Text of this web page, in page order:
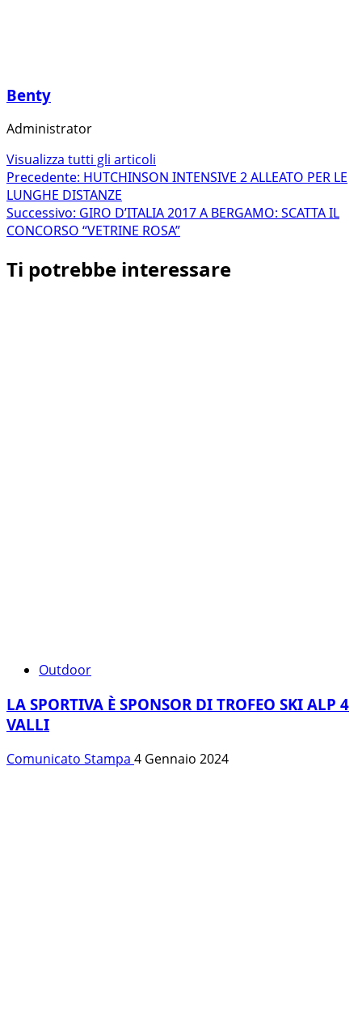
Benty
Administrator
Visualizza tutti gli articoli
Navigazione
articolo
Precedente: HUTCHINSON INTENSIVE 2 ALLEATO PER LE
LUNGHE DISTANZE
Successivo: GIRO D’ITALIA 2017 A BERGAMO: SCATTA IL
CONCORSO “VETRINE ROSA”
Ti potrebbe interessare
Outdoor
LA SPORTIVA È SPONSOR DI TROFEO SKI ALP 4
VALLI
Comunicato Stampa 4 Gennaio 2024